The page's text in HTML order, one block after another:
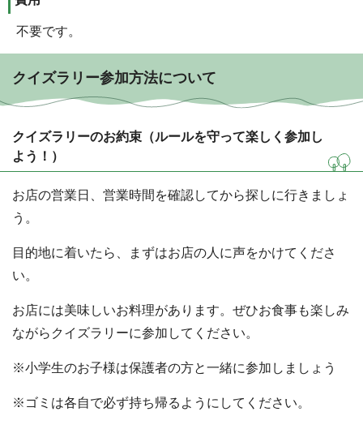
不要です。
クイズラリー参加方法について
クイズラリーのお約束（ルールを守って楽しく参加し
よう！）
お店の営業日、営業時間を確認してから探しに行きましょ
う。
目的地に着いたら、まずはお店の人に声をかけてくださ
い。
お店には美味しいお料理があります。ぜひお食事も楽しみ
ながらクイズラリーに参加してください。
※小学生のお子様は保護者の方と一緒に参加しましょう
※ゴミは各自で必ず持ち帰るようにしてください。